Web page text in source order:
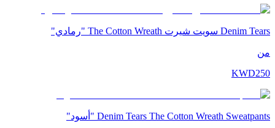
Denim Tears سويت شيرت The Cotton Wreath "رمادي"
من
KWD250
Denim Tears The Cotton Wreath Sweatpants "أسود"